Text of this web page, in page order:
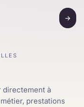
→
directement à
prestations